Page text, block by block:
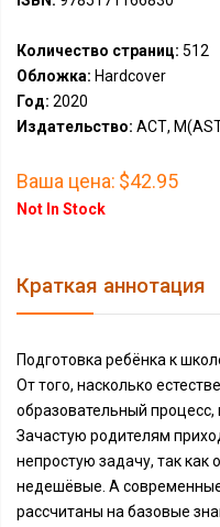
Количество страниц: 512
Обложка: Hardcover
Год: 2020
Издательство: АСТ,
Ваша цена: $42.95
Not In Stock
Краткая аннотация
Подготовка ребёнка к
От того, насколько
образовательный процесс,
Зачастую родителям
непростую задачу, так как
недешёвые. А
рассчитаны на базовые